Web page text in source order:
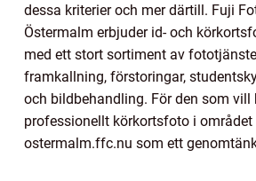
dessa kriterier och mer därtill. Fuji
Östermalm erbjuder id- och
med ett stort sortiment av
framkallning, förstoringar,
och bildbehandling. För den som vill
professionellt körkortsfoto i
ostermalm.ffc.nu som ett